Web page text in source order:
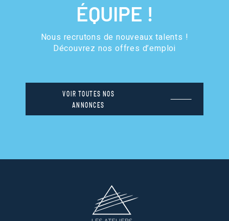
ÉQUIPE !
Nous recrutons de nouveaux talents !
Découvrez nos offres d’emploi
VOIR TOUTES NOS
ANNONCES